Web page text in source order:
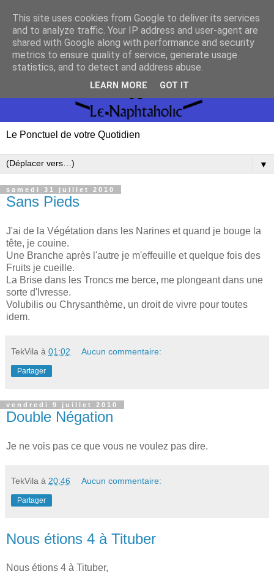
Le Ponctuel de votre Quotidien
▼
samedi 31 juillet 2010
Sans Pieds
J'ai de la Végétation dans les Narines et quand je bouge la
tête, je couine.
Une Branche après l'autre je m'effeuille et quelque fois des
Fruits je cueille.
La Brise dans les Troncs me berce, me plongeant dans une
sorte d'Ivresse.
Volubilis ou Chrysanthème, un droit de vivre pour toutes
idem.
TekVila à 01:02 Aucun commentaire:
Partager
vendredi 9 juillet 2010
Double Négation
Je ne vois pas ce que vous ne voulez pas dire.
TekVila à 20:46 Aucun commentaire:
Partager
Nous étions 4 à Tituber
Nous étions 4 à Tituber,
This site uses cookies from Google to deliver its services
and to analyze traffic. Your IP address and user-agent are
shared with Google along with performance and security
metrics to ensure quality of service, generate usage
statistics, and to detect and address abuse.
LEARN MORE GOT IT